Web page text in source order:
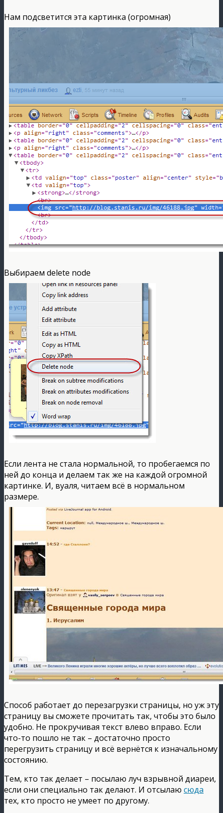
Нам подсветится эта картинка (огромная)
Выбираем delete node
Если лента не стала нормальной, то пробегаемся по
ней до конца и делаем так же на каждой огромной
картинке. И, вуаля, читаем всё в нормальном
размере.
Способ работает до перезагрузки страницы, но уж эту
страницу вы сможете прочитать так, чтобы это было
удобно. Не прокручивая текст влево вправо. Если
что-то пошло не так – достаточно просто
перегрузить страницу и всё вернётся к изначальному
состоянию.
Тем, кто так делает – посылаю луч взрывной диареи,
если они специально так делают. И отсылаю сюда
тех, кто просто не умеет по другому.